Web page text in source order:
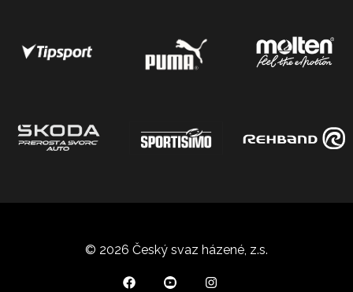
© 2026 Český svaz házené, z.s.